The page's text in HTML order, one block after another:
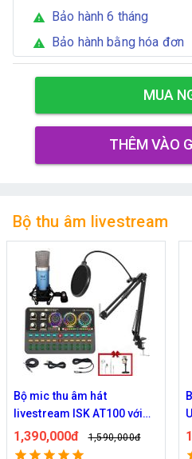
warning Bảo hành 6 tháng
warning Bảo hành bằng hóa đơn
MUA
THÊM VÀO
Bộ thu âm livestream
Bộ mic thu âm hát
livestream ISK AT100 với
Sound card k900
1,390,000đ 1,590,000đ